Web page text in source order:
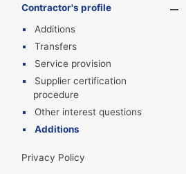
Contractor's profile
Additions
Transfers
Service provision
Supplier certification
procedure
Other interest questions
Additions
Privacy Policy